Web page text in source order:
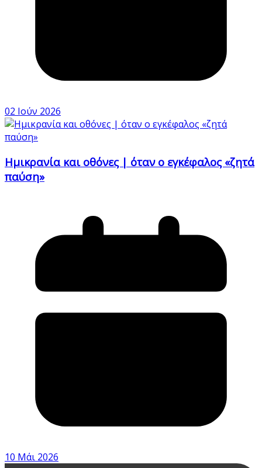
02 Ιούν 2026
Ημικρανία και οθόνες | όταν ο εγκέφαλος «ζητά
παύση»
10 Μάι 2026